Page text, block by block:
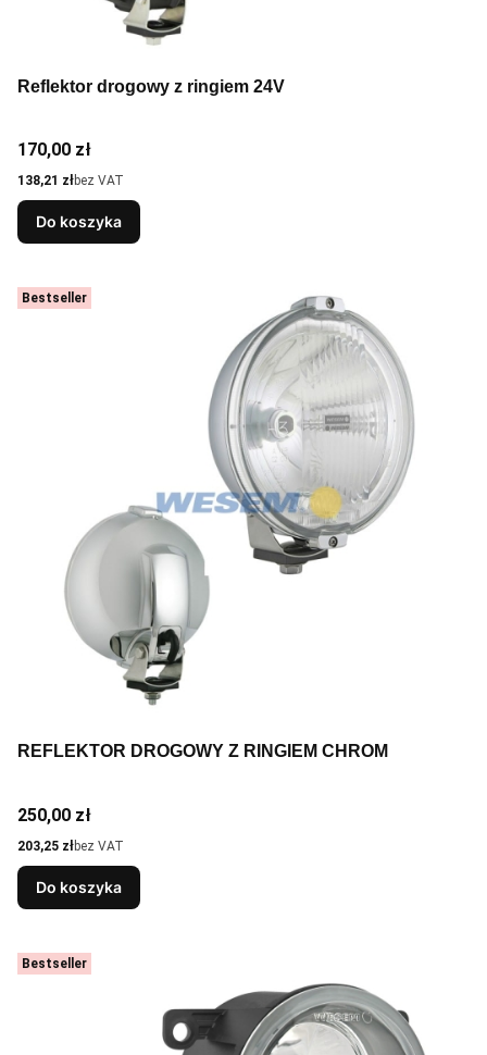
Reflektor drogowy z ringiem 24V
Cena
170,00 zł
Cena
138,21 złbez VAT
Do koszyka
Bestseller
REFLEKTOR DROGOWY Z RINGIEM CHROM
Cena
250,00 zł
Cena
203,25 złbez VAT
Do koszyka
Bestseller